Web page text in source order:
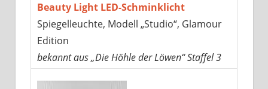
Beauty Light LED-Schminklicht
Spiegelleuchte, Modell „Studio“, Glamour
Edition
bekannt aus „Die Höhle der Löwen“ Staffel 3